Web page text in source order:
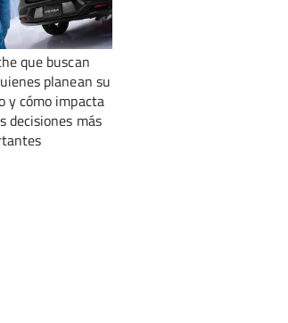
que buscan
planean su
y cómo impacta
decisiones más